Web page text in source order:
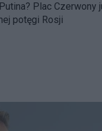
Plac Czerwony
potęgi Rosji